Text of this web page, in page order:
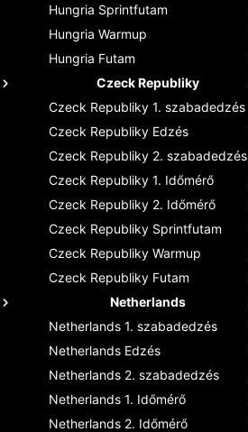
Hungria Sprintfutam
Hungria Warmup
Hungria Futam
Czeck Republiky
Czeck Republiky 1. szabadedzés
Czeck Republiky Edzés
Czeck Republiky 2. szabadedzés
Czeck Republiky 1. Időmérő
Czeck Republiky 2. Időmérő
Czeck Republiky Sprintfutam
Czeck Republiky Warmup
Czeck Republiky Futam
Netherlands
Netherlands 1. szabadedzés
Netherlands Edzés
Netherlands 2. szabadedzés
Netherlands 1. Időmérő
Netherlands 2. Időmérő